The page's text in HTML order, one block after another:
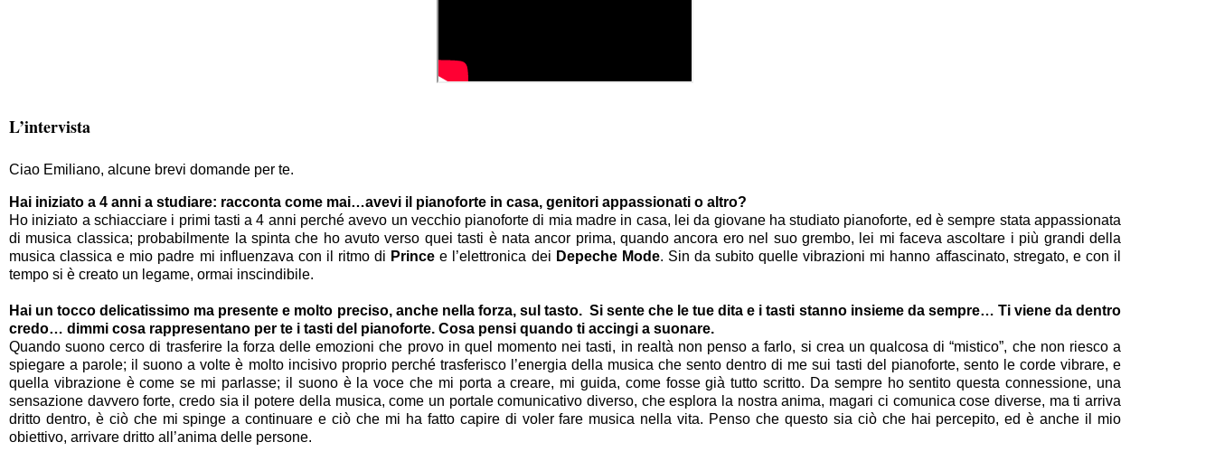
L’intervista
Ciao Emiliano, alcune brevi domande per te.
Hai iniziato a 4 anni a studiare: racconta come mai…avevi il pianoforte in casa, genitori appassionati o altro?
Ho iniziato a schiacciare i primi tasti a 4 anni perché avevo un vecchio pianoforte di mia madre in casa, lei da giovane ha studiato pianoforte, ed è sempre stata appassionata
di musica classica; probabilmente la spinta che ho avuto verso quei tasti è nata ancor prima, quando ancora ero nel suo grembo, lei mi faceva ascoltare i più grandi della
musica classica e mio padre mi influenzava con il ritmo di Prince e l’elettronica dei Depeche Mode. Sin da subito quelle vibrazioni mi hanno affascinato, stregato, e con il
tempo si è creato un legame, ormai inscindibile.
Hai un tocco delicatissimo ma presente e molto preciso, anche nella forza, sul tasto. Si sente che le tue dita e i tasti stanno insieme da sempre… Ti viene da dentro
credo… dimmi cosa rappresentano per te i tasti del pianoforte. Cosa pensi quando ti accingi a suonare.
Quando suono cerco di trasferire la forza delle emozioni che provo in quel momento nei tasti, in realtà non penso a farlo, si crea un qualcosa di “mistico”, che non riesco a
spiegare a parole; il suono a volte è molto incisivo proprio perché trasferisco l’energia della musica che sento dentro di me sui tasti del pianoforte, sento le corde vibrare, e
quella vibrazione è come se mi parlasse; il suono è la voce che mi porta a creare, mi guida, come fosse già tutto scritto. Da sempre ho sentito questa connessione, una
sensazione davvero forte, credo sia il potere della musica, come un portale comunicativo diverso, che esplora la nostra anima, magari ci comunica cose diverse, ma ti arriva
dritto dentro, è ciò che mi spinge a continuare e ciò che mi ha fatto capire di voler fare musica nella vita. Penso che questo sia ciò che hai percepito, ed è anche il mio
obiettivo, arrivare dritto all’anima delle persone.